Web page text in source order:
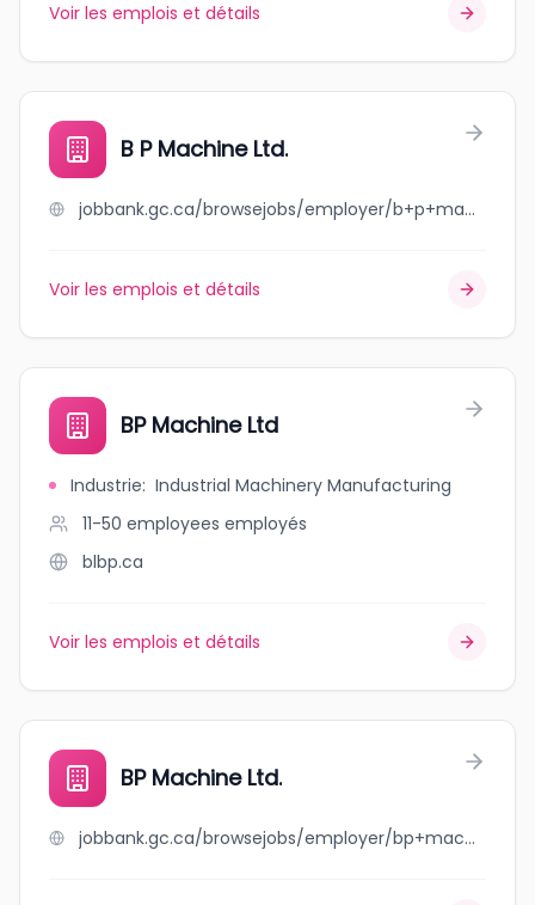
Voir les emplois et détails
B P Machine Ltd.
jobbank.gc.ca/browsejobs/employer/b+p+machine+ltd./ca
Voir les emplois et détails
BP Machine Ltd
Industrie: Industrial Machinery Manufacturing
11-50 employees employés
blbp.ca
Voir les emplois et détails
BP Machine Ltd.
jobbank.gc.ca/browsejobs/employer/bp+machine+ltd./ca